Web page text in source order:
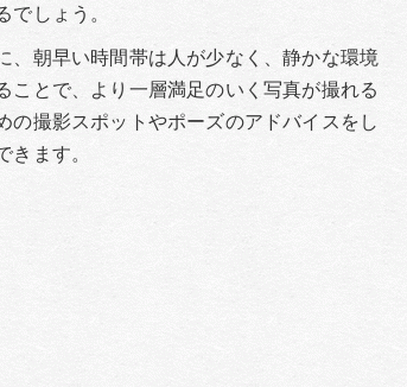
しょう。
、朝早い時間帯は人が少なく、静かな環境
ことで、より一層満足のいく写真が撮れる
の撮影スポットやポーズのアドバイスをし
ます。